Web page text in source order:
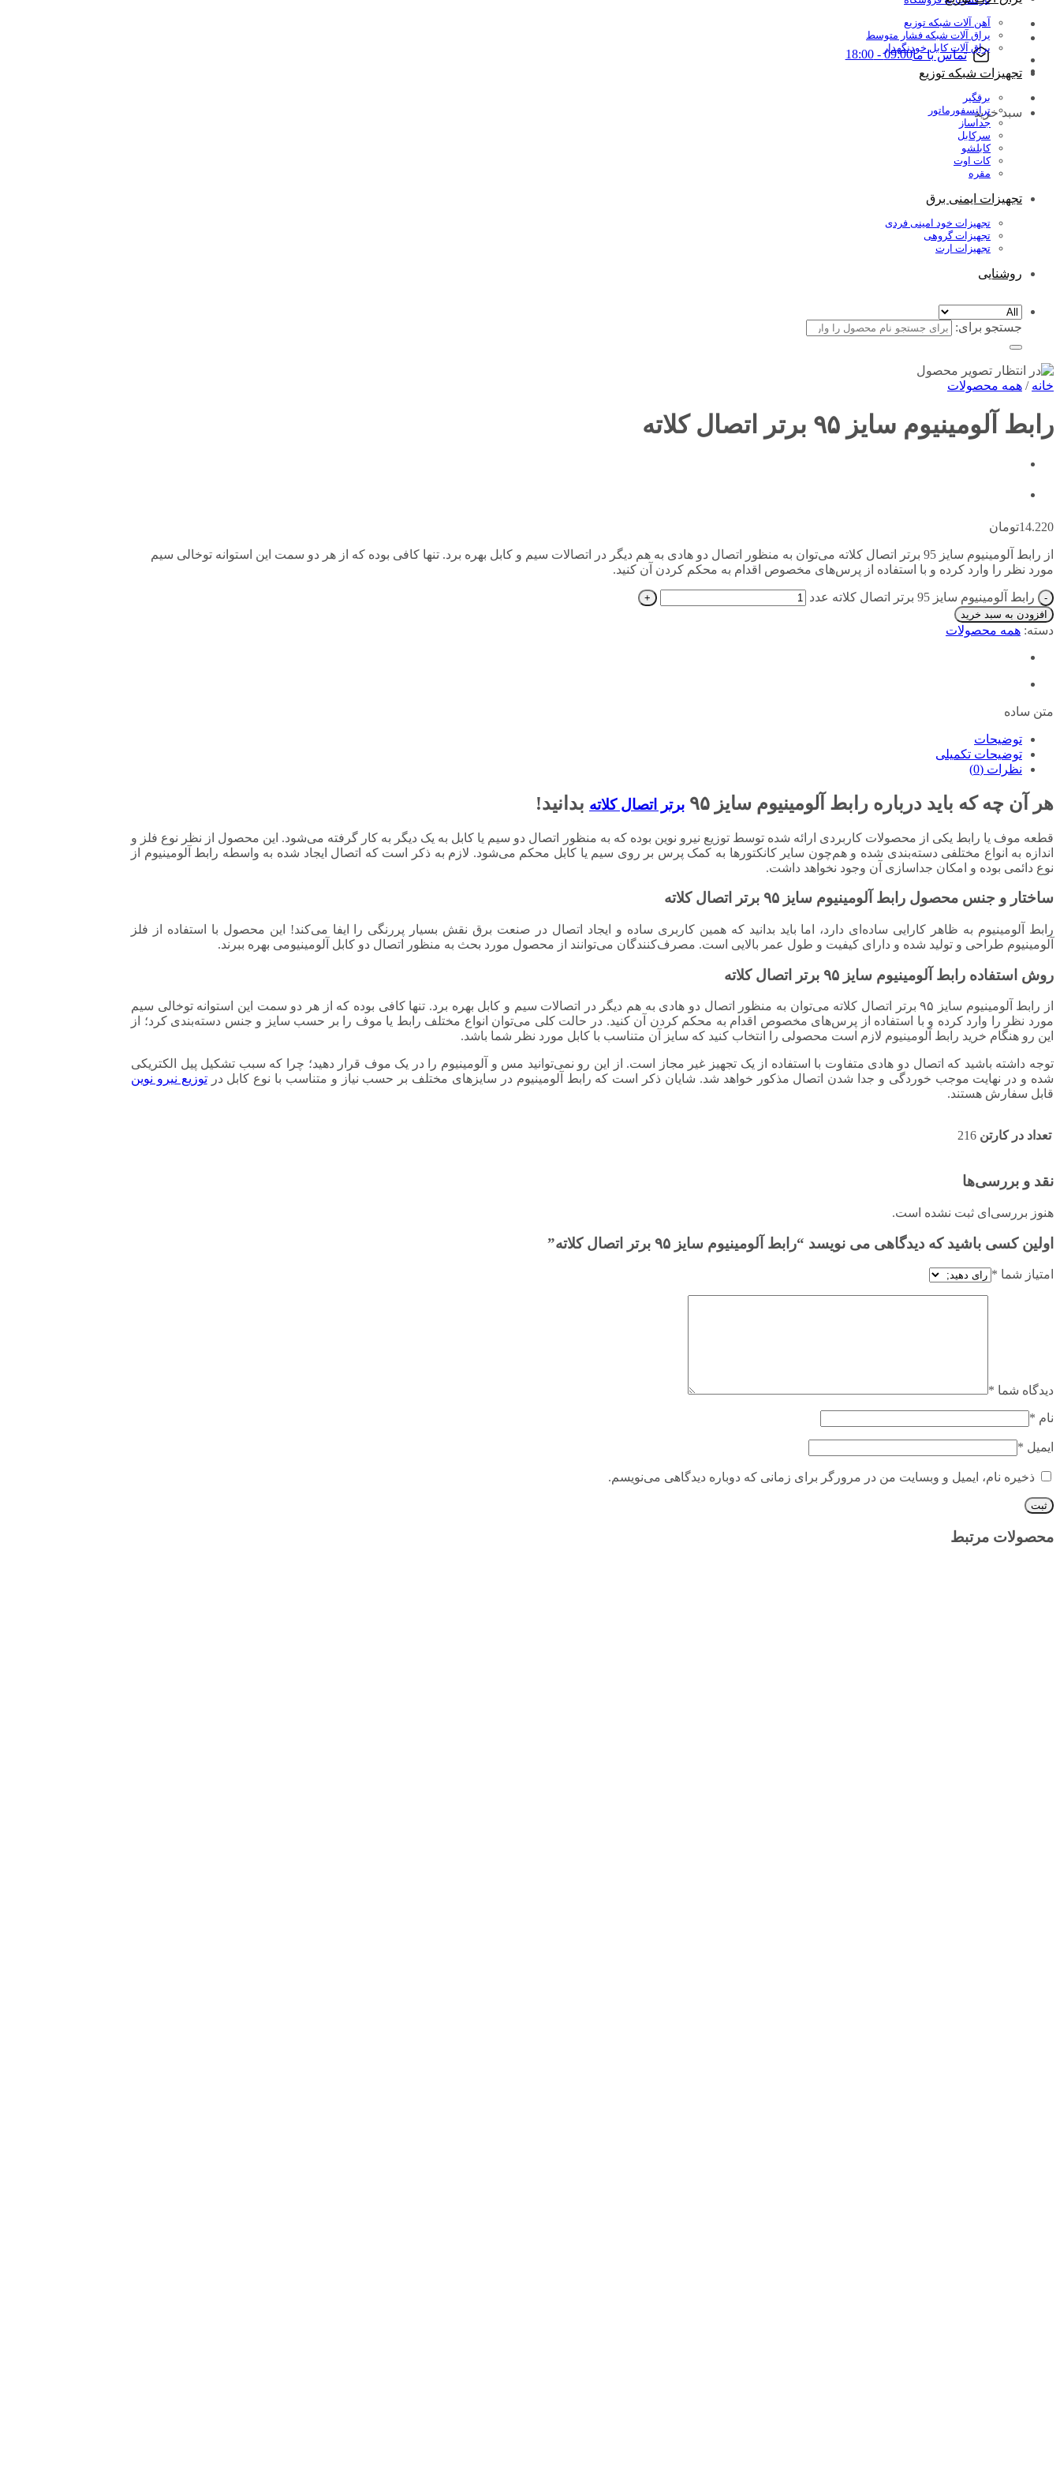
تماس با ما09:00 - 18:00
سبد خرید
آهن آلات شبکه توزیع
یراق آلات شبکه فشار متوسط
یراق آلات کابل خودنگهدار
تجهیزات شبکه توزیع
برقگیر
ترانسفورماتور
جداساز
سرکابل
کابلشو
کات اوت
مقره
تجهیزات ایمنی برق
تجهیزات خود امینی فردی
تجهیزات گروهی
تجهیزات ارت
روشنایی
جستجو برای:
خانه / همه محصولات
رابط آلومینیوم سایز ۹۵ برتر اتصال کلاته
14.220تومان
از رابط آلومینیوم سایز 95 برتر اتصال کلاته می‌توان به منظور اتصال دو هادی به هم دیگر در اتصالات سیم و کابل بهره برد. تنها کافی بوده که از هر دو سمت این استوانه توخالی سیم
مورد نظر را وارد کرده و با استفاده از پرس‌های مخصوص اقدام به محکم کردن آن کنید.
رابط آلومینیوم سایز 95 برتر اتصال کلاته عدد
افزودن به سبد خرید
دسته: همه محصولات
متن ساده
توضیحات
توضیحات تکمیلی
نظرات (0)
هر آن چه که باید درباره رابط آلومینیوم سایز ۹۵ برتر اتصال کلاته بدانید!
قطعه موف یا رابط یکی از محصولات کاربردی ارائه شده توسط توزیع نیرو نوین بوده که به منظور اتصال دو سیم یا کابل به یک دیگر به کار گرفته می‌شود. این محصول از نظر نوع فلز و
اندازه به انواع مختلفی دسته‌بندی شده و هم‌چون سایر کانکتورها به کمک پرس بر روی سیم یا کابل محکم می‌شود. لازم به ذکر است که اتصال ایجاد شده به واسطه رابط آلومینیوم از
نوع دائمی بوده و امکان جداسازی آن وجود نخواهد داشت.
ساختار و جنس محصول رابط آلومینیوم سایز ۹۵ برتر اتصال کلاته
رابط آلومینیوم به ظاهر کارایی ساده‌ای دارد، اما باید بدانید که همین کاربری ساده و ایجاد اتصال در صنعت برق نقش بسیار پررنگی را ایفا می‌کند! این محصول با استفاده از فلز
آلومینیوم طراحی و تولید شده و دارای کیفیت و طول عمر بالایی است. مصرف‌کنندگان می‌توانند از محصول مورد بحث به منظور اتصال دو کابل آلومینیومی بهره ببرند.
روش استفاده رابط آلومینیوم سایز ۹۵ برتر اتصال کلاته
از رابط آلومینیوم سایز ۹۵ برتر اتصال کلاته می‌توان به منظور اتصال دو هادی به هم دیگر در اتصالات سیم و کابل بهره برد. تنها کافی بوده که از هر دو سمت این استوانه توخالی سیم
مورد نظر را وارد کرده و با استفاده از پرس‌های مخصوص اقدام به محکم کردن آن کنید. در حالت کلی می‌توان انواع مختلف رابط یا موف را بر حسب سایز و جنس دسته‌بندی کرد؛ از
این رو هنگام خرید رابط آلومینیوم لازم است محصولی را انتخاب کنید که سایز آن متناسب با کابل مورد نظر شما باشد.
توجه داشته باشید که اتصال دو هادی متفاوت با استفاده از یک تجهیز غیر مجاز است. از این رو نمی‌توانید مس و آلومینیوم را در یک موف قرار دهید؛ چرا که سبب تشکیل پیل الکتریکی
شده و در نهایت موجب خوردگی و جدا شدن اتصال مذکور خواهد شد. شایان ذکر است که رابط آلومینیوم در سایزهای مختلف بر حسب نیاز و متناسب با نوع کابل درتوزیع نیرو نوین
قابل سفارش هستند.
تعداد در کارتن 216
نقد و بررسی‌ها
هنوز بررسی‌ای ثبت نشده است.
اولین کسی باشید که دیدگاهی می نویسد “رابط آلومینیوم سایز ۹۵ برتر اتصال کلاته”
امتیاز شما *
دیدگاه شما *
نام *
ایمیل *
ذخیره نام، ایمیل و وبسایت من در مرورگر برای زمانی که دوباره دیدگاهی می‌نویسم.
محصولات مرتبط